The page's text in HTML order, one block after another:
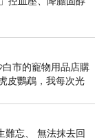
市的寵物用品店購
皮鸚鵡，我每次光
進 C
難忘、 無法抹去回